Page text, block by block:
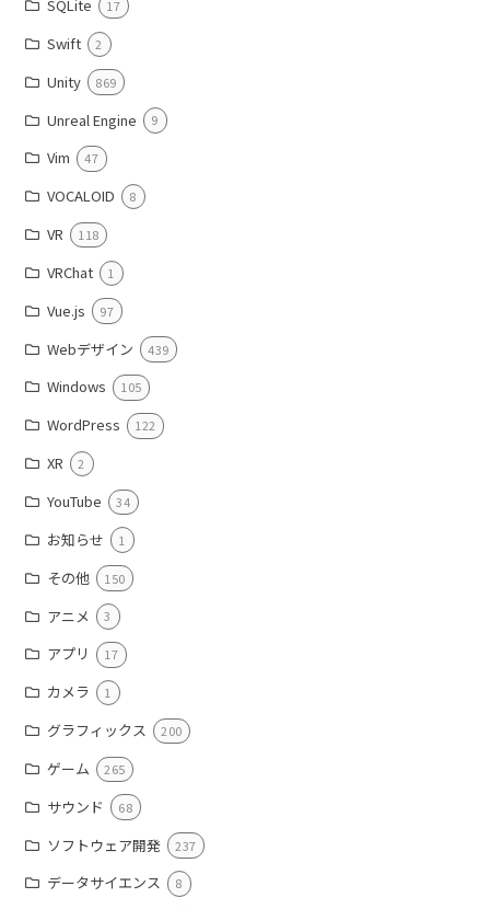
SQLite 17
Swift 2
Unity 869
Unreal Engine 9
Vim 47
VOCALOID 8
VR 118
VRChat 1
Vue.js 97
Webデザイン 439
Windows 105
WordPress 122
XR 2
YouTube 34
お知らせ 1
その他 150
アニメ 3
アプリ 17
カメラ 1
グラフィックス 200
ゲーム 265
サウンド 68
ソフトウェア開発 237
データサイエンス 8